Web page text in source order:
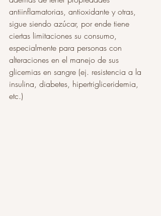
antiinflamatorias, antioxidante y otras,
sigue siendo azúcar, por ende tiene
ciertas limitaciones su consumo,
especialmente para personas con
alteraciones en el manejo de sus
glicemias en sangre (ej. resistencia a la
insulina, diabetes, hipertrigliceridemia,
etc.)